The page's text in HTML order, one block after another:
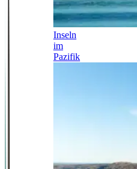
Inseln
im
Pazifik